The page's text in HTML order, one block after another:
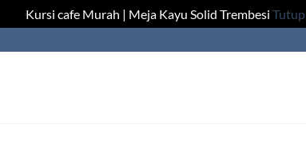
Kursi cafe Murah | Meja Kayu Solid Trembesi Tutup